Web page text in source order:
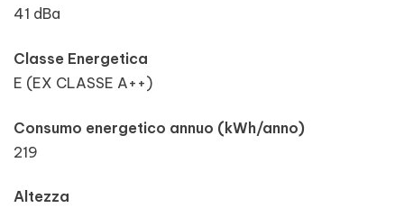
41 dBa
Classe Energetica
E (EX CLASSE A++)
Consumo energetico annuo (kWh/anno)
219
Altezza